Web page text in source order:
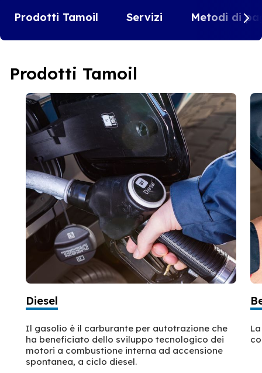
Prodotti Tamoil Servizi Metodi di
Prodotti Tamoil
Diesel
Il gasolio è il carburante per autotrazione che
ha beneficiato dello sviluppo tecnologico dei
motori a combustione interna ad accensione
spontanea, a ciclo diesel.